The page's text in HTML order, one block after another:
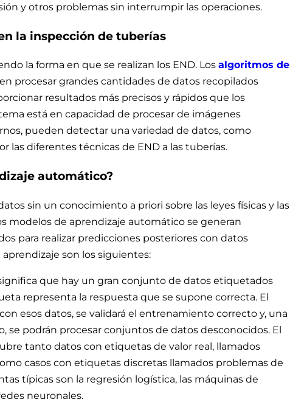
y otros problemas sin interrumpir las operaciones.
la inspección de tuberías
la forma en que se realizan los END. Los algoritmos de
procesar grandes cantidades de datos recopilados
resultados más precisos y rápidos que los
está en capacidad de procesar de imágenes
pueden detectar una variedad de datos, como
las diferentes técnicas de END a las tuberías.
automático?
sin un conocimiento a priori sobre las leyes físicas y las
modelos de aprendizaje automático se generan
para realizar predicciones posteriores con datos
son los siguientes:
que hay un gran conjunto de datos etiquetados
representa la respuesta que se supone correcta. El
esos datos, se validará el entrenamiento correcto y, una
se podrán procesar conjuntos de datos desconocidos. El
tanto datos con etiquetas de valor real, llamados
casos con etiquetas discretas llamados problemas de
típicas son la regresión logística, las máquinas de
neuronales.